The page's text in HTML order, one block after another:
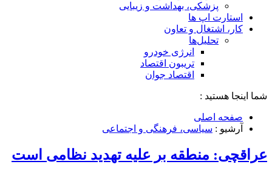
پزشکی، بهداشت و زیبایی
استارت اپ ها
کار، اشتغال و تعاون
تحلیل‌ها
انرژی خودرو
تریبون اقتصاد
اقتصاد جوان
شما اینجا هستید :
صفحه اصلی
آرشیو : سیاسی، فرهنگی و اجتماعی
عراقچی: منطقه بر علیه تهدید نظامی است